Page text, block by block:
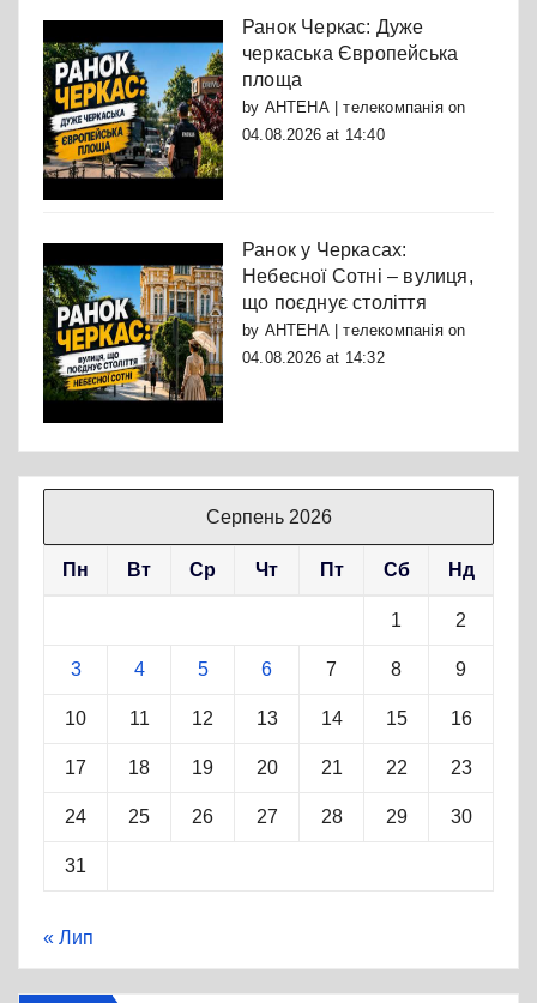
Ранок Черкас: Дуже
черкаська Європейська
площа
by АНТЕНА | телекомпаніяon
04.08.2026 at 14:40
Ранок у Черкасах:
Небесної Сотні – вулиця,
що поєднує століття
by АНТЕНА | телекомпаніяon
04.08.2026 at 14:32
Серпень 2026
Пн Вт Ср Чт Пт Сб Нд
1 2
3 4 5 6 7 8 9
10 11 12 13 14 15 16
17 18 19 20 21 22 23
24 25 26 27 28 29 30
31
« Лип